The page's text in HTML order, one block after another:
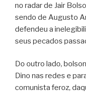
no radar de Jair
sendo de Augusto
defendeu a
seus pecados
Do outro lado,
Dino nas redes e
comunista feroz,